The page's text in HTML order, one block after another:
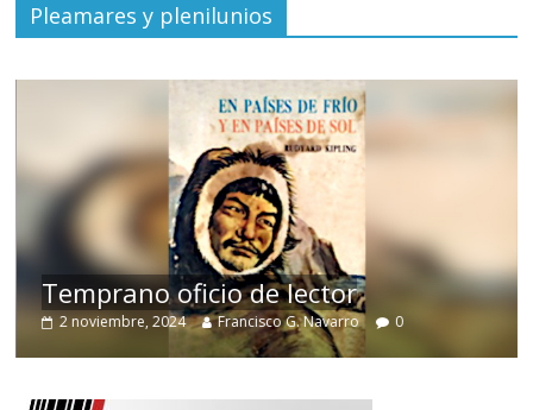
Pleamares y plenilunios
Temprano oficio de lector
2 noviembre, 2024 Francisco G. Navarro 0